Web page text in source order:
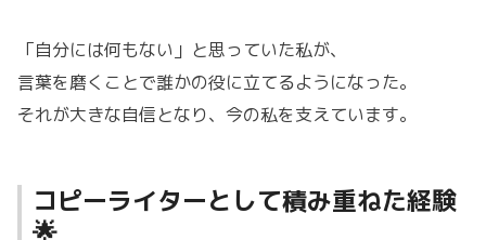
「自分には何もない」と思っていた私が、
言葉を磨くことで誰かの役に立てるようになった。
それが大きな自信となり、今の私を支えています。
コピーライターとして積み重ねた経験
🌟